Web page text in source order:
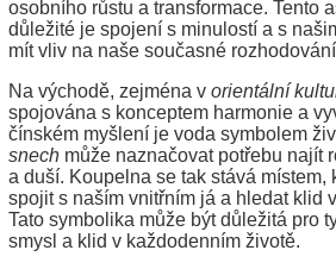
osobního růstu a transformace. Tento
důležité je spojení s minulostí a s
mít vliv na naše současné
Na východě, zejména v orientální
spojována s konceptem harmonie a
čínském myšlení je voda symbolem
snech může naznačovat potřebu najít
a duší. Koupelna se tak stává místem,
spojit s naším vnitřním já a hledat klid
Tato symbolika může být důležitá pro
smysl a klid v každodenním životě.